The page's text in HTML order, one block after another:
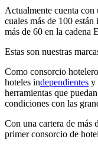
Actualmente cuenta con
cuales más de 100
más de 60 en la cadena
Estas son nuestras
Como consorcio
hoteles independientes y
herramientas que
condiciones con las
Con una cartera de más
primer consorcio de